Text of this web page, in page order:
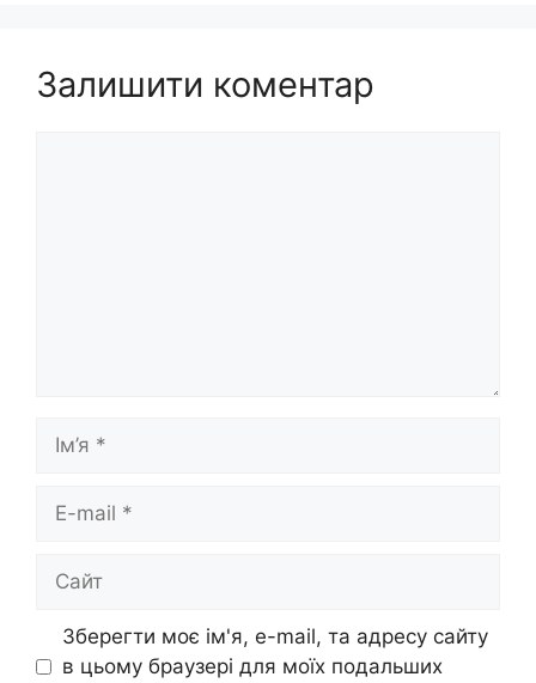
Залишити коментар
mail
Зберегти моє ім'я, e-mail, та адресу сайту
в цьому браузері для моїх подальших